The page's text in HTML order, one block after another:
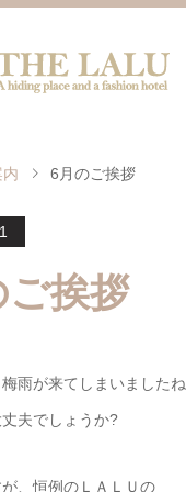
6月のご挨拶
ご挨拶
雨が来てしまいましたね
夫でしょうか?
、恒例のＬＡＬＵの